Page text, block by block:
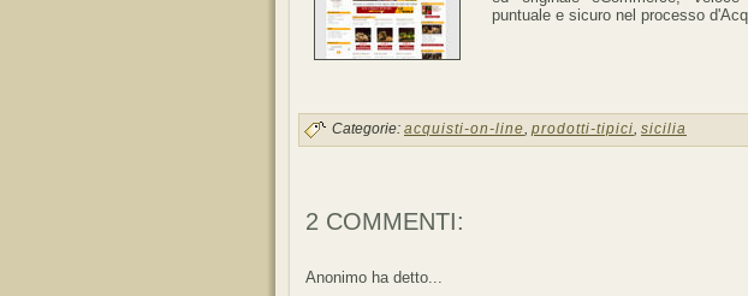
puntuale e sicuro nel processo
Categorie: acquisti-on-line, prodotti-tipici, sicilia
2 COMMENTI:
Anonimo ha detto...